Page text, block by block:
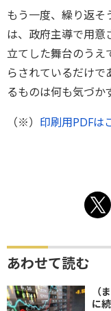
もう一度、繰り返そ
は、政府主導で用意
立てした舞台のうえ
らされているだけで
るものは何も気づか
（※） 印刷用PDFは
あわせて読む
（
に